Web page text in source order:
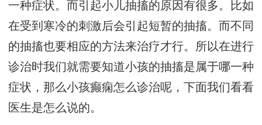
一种症状。而引起小儿抽搐的原因有很多。比如
在受到寒冷的刺激后会引起短暂的抽搐。而不同
的抽搐也要相应的方法来治疗才行。所以在进行
诊治时我们就需要知道小孩的抽搐是属于哪一种
症状，那么小孩癫痫怎么诊治呢，下面我们看看
医生是怎么说的。